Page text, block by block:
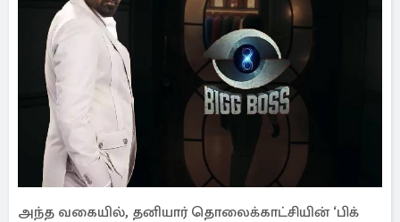
அந்த வகையில், தனியார் தொலைக்காட்சியின் ‘பிக்